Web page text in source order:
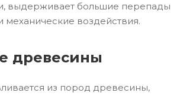
выдерживает большие перепады
механические воздействия.
древесины
из пород древесины,